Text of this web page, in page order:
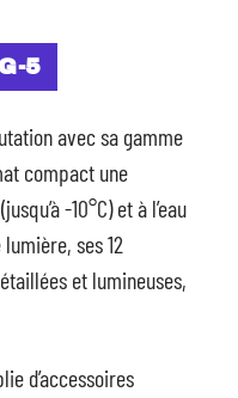
5
avec sa gamme
compact une
-10°C) et à l’eau
ses 12
et lumineuses,
d’accessoires